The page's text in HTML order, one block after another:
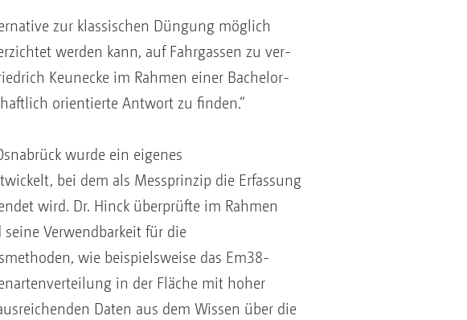
zur klassischen Düngung möglich
werden kann, auf Fahrgassen zu ver-
Keunecke im Rahmen einer Bachelor-
orientierte Antwort zu finden.“
wurde ein eigenes
bei dem als Messprinzip die Erfassung
wird. Dr. Hinck überprüfte im Rahmen
Verwendbarkeit für die
wie beispielsweise das Em38-
in der Fläche mit hoher
Daten aus dem Wissen über die